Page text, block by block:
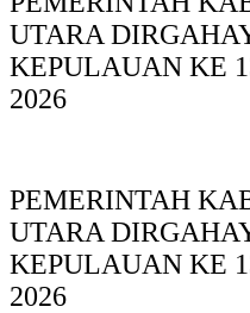
UTARA
KEPULAUAN KE
2026
PEMERINTAH
UTARA
KEPULAUAN KE
2026